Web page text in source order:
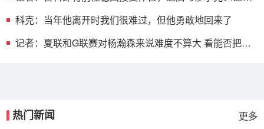
科克：当年他离开时我们很难过，但他勇敢地回来了
记者：夏联和G联赛对杨瀚森来说难度不算大 看能否把表
热门新闻 更多